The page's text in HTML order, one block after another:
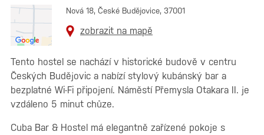
Nová 18, České Budějovice, 37001
zobrazit na mapě
Tento hostel se nachází v historické budově v centru
Českých Budějovic a nabízí stylový kubánský bar a
bezplatné Wi-Fi připojení. Náměstí Přemysla Otakara II. je
vzdáleno 5 minut chůze.
Cuba Bar & Hostel má elegantně zařízené pokoje s